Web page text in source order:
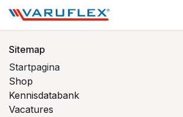
Sitemap
Startpagina
Shop
Kennisdatabank
Vacatures